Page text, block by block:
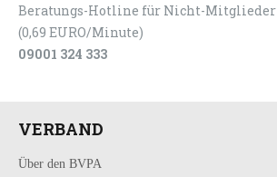
Beratungs-Hotline für Nicht-Mitglieder
(0,69 EURO/Minute)
09001 324 333
VERBAND
Über den BVPA